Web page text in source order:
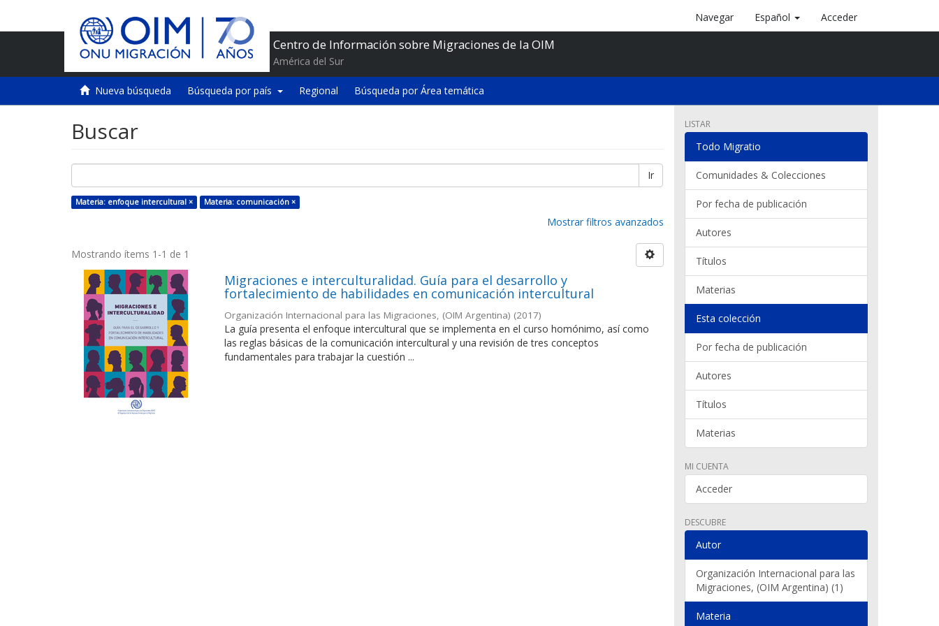
Centro de Información sobre Migraciones de la OIM
América del Sur
Navegar Español Acceder
Nueva búsqueda Búsqueda por país Regional Búsqueda por Área temática
Buscar
Ir
Materia: enfoque intercultural × Materia: comunicación ×
Mostrar filtros avanzados
Mostrando ítems 1-1 de 1
Migraciones e interculturalidad. Guía para el desarrollo y
fortalecimiento de habilidades en comunicación intercultural
Organización Internacional para las Migraciones, (OIM Argentina) (2017)
La guía presenta el enfoque intercultural que se implementa en el curso homónimo, así como
las reglas básicas de la comunicación intercultural y una revisión de tres conceptos
fundamentales para trabajar la cuestión ...
LISTAR
Todo Migratio
Comunidades & Colecciones
Por fecha de publicación
Autores
Títulos
Materias
Esta colección
Por fecha de publicación
Autores
Títulos
Materias
MI CUENTA
Acceder
DESCUBRE
Autor
Organización Internacional para las
Migraciones, (OIM Argentina) (1)
Materia